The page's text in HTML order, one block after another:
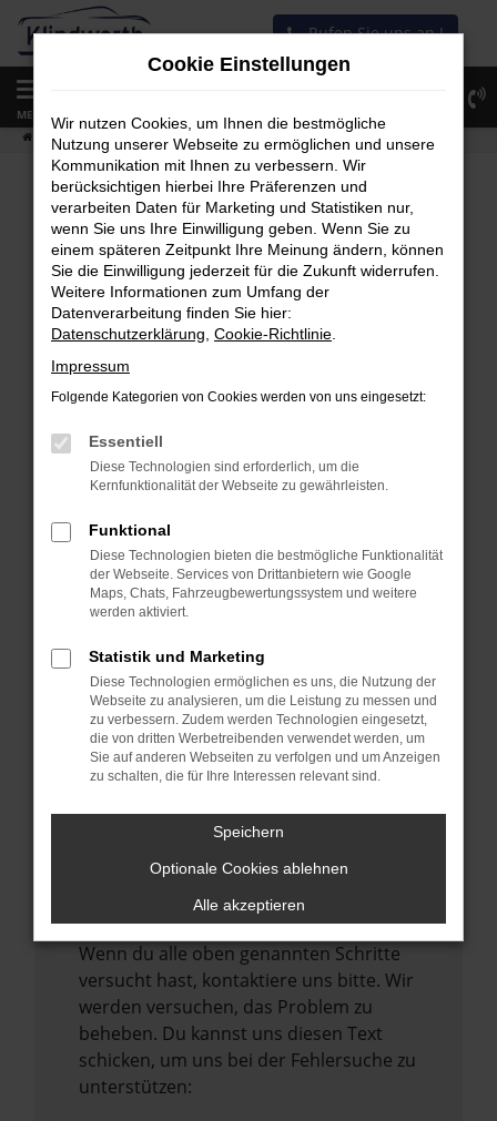
Zum
Hauptinhalt
springen
Rufen Sie uns an !
MENÜ
Startseite Fahrzeugangebot Fahrzeug-Showroom
Fehler: Network Error
Beim Laden ist ein Fehler aufgetreten.
Hier sind ein paar Tipps, die dir helfen können:
Überprüfe deine Firewall und deine
Internetverbindung.
deine Suchmaschine?
Prüfe deine Browsererweiterungen.
können das Laden bestimmter Seiten
verhindern. Funktioniert die Seite in einem
anderen Browser oder in einem privaten
Fenster?
Das kann manchmal helfen,
vorübergehende Probleme zu beheben.
Stelle sicher, dass dein Browser und dein
Betriebssystem auf dem neuesten Stand
sind.
Veraltete Software birgt nicht nur ein
Sicherheitsrisiko, sondern kann auch dazu
führen, dass bestimmte Funktionen nicht
Wende dich an den Webseitenbetreiber.
Wenn du alle oben genannten Schritte
versucht hast, kontaktiere uns bitte. Wir
werden versuchen, das Problem zu
beheben. Du kannst uns diesen Text
schicken, um uns bei der Fehlersuche zu
unterstützen:
Cookie Einstellungen
Wir nutzen Cookies, um Ihnen die bestmögliche
Nutzung unserer Webseite zu ermöglichen und unsere
Kommunikation mit Ihnen zu verbessern. Wir
berücksichtigen hierbei Ihre Präferenzen und
verarbeiten Daten für Marketing und Statistiken nur,
wenn Sie uns Ihre Einwilligung geben. Wenn Sie zu
einem späteren Zeitpunkt Ihre Meinung ändern, können
Sie die Einwilligung jederzeit für die Zukunft widerrufen.
Weitere Informationen zum Umfang der
Datenverarbeitung finden Sie hier:
Datenschutzerklärung Cookie-Richtlinie
Impressum
Folgende Kategorien von Cookies werden von uns eingesetzt:
Essentiell
Diese Technologien sind erforderlich, um die
Kernfunktionalität der Webseite zu gewährleisten.
Funktional
Diese Technologien bieten die bestmögliche Funktionalität
der Webseite. Services von Drittanbietern wie Google
Maps, Chats, Fahrzeugbewertungssystem und weitere
werden aktiviert.
Statistik und Marketing
Diese Technologien ermöglichen es uns, die Nutzung der
Webseite zu analysieren, um die Leistung zu messen und
zu verbessern. Zudem werden Technologien eingesetzt,
die von dritten Werbetreibenden verwendet werden, um
Sie auf anderen Webseiten zu verfolgen und um Anzeigen
zu schalten, die für Ihre Interessen relevant sind.
Speichern
Optionale Cookies ablehnen
Alle akzeptieren